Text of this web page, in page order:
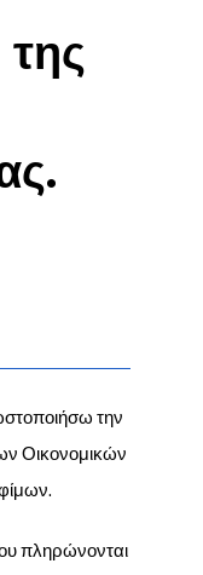
την
Οικονομικών
πληρώνονται